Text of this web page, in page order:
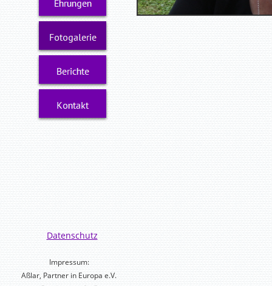
Impressum:
Aßlar, Partner in Europa e.V.
Datenschutz